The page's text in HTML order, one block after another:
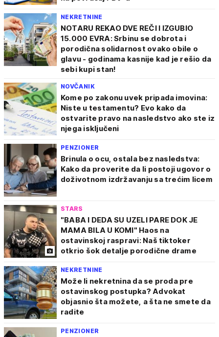
NEKRETNINE
NOTARU REKAO DVE REČI I IZGUBIO
15.000 EVRA: Srbinu se dobrota i
porodična solidarnost ovako obile o
glavu - godinama kasnije kad je rešio da
sebi kupi stan!
NOVČANIK
Kome po zakonu uvek pripada imovina:
Niste u testamentu? Evo kako da
ostvarite pravo na nasledstvo ako ste iz
njega isključeni
PENZIONER
Brinula o ocu, ostala bez nasledstva:
Kako da proverite da li postoji ugovor o
doživotnom izdržavanju sa trećim licem
STARS
"BABA I DEDA SU UZELI PARE DOK JE
MAMA BILA U KOMI" Haos na
ostavinskoj raspravi: Naš tiktoker
otkrio šok detalje porodične drame
NEKRETNINE
Može li nekretnina da se proda pre
ostavinskog postupka? Advokat
objasnio šta možete, a šta ne smete da
radite
PENZIONER